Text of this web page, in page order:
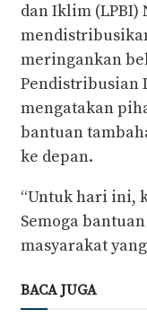
dan Iklim (LPBI)
meringankan
Pendistribusian
mengatakan
bantuan
ke depan.
“Untuk hari ini,
Semoga
masyarakat
BACA JUGA